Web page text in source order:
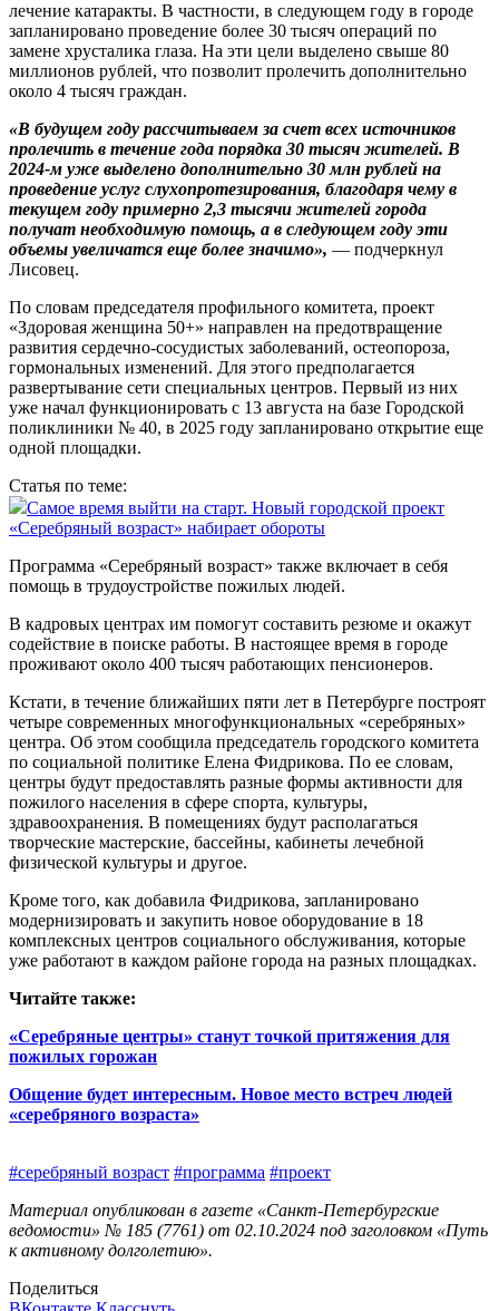
лечение катаракты. В частности, в следующем году в городе
запланировано проведение более 30 тысяч операций по
замене хрусталика глаза. На эти цели выделено свыше 80
миллионов рублей, что позволит пролечить дополнительно
около 4 тысяч граждан.
«В будущем году рассчитываем за счет всех источников
пролечить в течение года порядка 30 тысяч жителей. В
2024‑м уже выделено дополнительно 30 млн рублей на
проведение услуг слухопротезирования, благодаря чему в
текущем году примерно 2,3 тысячи жителей города
получат необходимую помощь, а в следующем году эти
объемы увеличатся еще более значимо», — подчеркнул
Лисовец.
По словам председателя профильного комитета, проект
«Здоровая женщина 50+» направлен на предотвращение
развития сердечно-сосудистых заболеваний, остеопороза,
гормональных изменений. Для этого предполагается
развертывание сети специальных центров. Первый из них
уже начал функционировать с 13 августа на базе Городской
поликлиники № 40, в 2025 году запланировано открытие еще
одной площадки.
Статья по теме:
Самое время выйти на старт. Новый городской проект
«Серебряный возраст» набирает обороты
Программа «Серебряный возраст» также включает в себя
помощь в трудоустройстве пожилых людей.
В кадровых центрах им помогут составить резюме и окажут
содейст­вие в поиске работы. В настоящее время в городе
проживают около 400 тысяч работающих пенсионеров.
Кстати, в течение ближайших пяти лет в Петербурге построят
четыре современных многофункциональных «серебряных»
центра. Об этом сообщила председатель городского комитета
по социальной политике Елена Фидрикова. По ее словам,
центры будут предоставлять разные формы активности для
пожилого населения в сфере спорта, культуры,
здравоохранения. В помещениях будут располагаться
творческие мастерские, бассейны, кабинеты лечебной
физической культуры и другое.
Кроме того, как добавила Фид­рикова, запланировано
модернизировать и закупить новое оборудование в 18
комплексных центров социального обслуживания, которые
уже работают в каждом районе города на разных площадках.
Читайте также:
«Серебряные центры» станут точкой притяжения для
пожилых горожан
Общение будет интересным. Новое место встреч людей
«серебряного возраста»
#серебряный возраст #программа #проект
Материал опубликован в газете «Санкт-Петербургские
ведомости» № 185 (7761) от 02.10.2024 под заголовком «Путь
к активному долголетию».
Поделиться